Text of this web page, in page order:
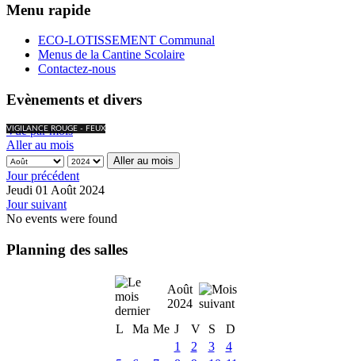
Menu rapide
ECO-LOTISSEMENT Communal
Menus de la Cantine Scolaire
Contactez-nous
Evènements et divers
VIGILANCE ROUGE - FEUX
Vue par mois
Aller au mois
Aller au mois
Jour précédent
Jeudi 01 Août 2024
Jour suivant
No events were found
Planning des salles
Août
2024
L
Ma Me J V S
D
1
2 3
4